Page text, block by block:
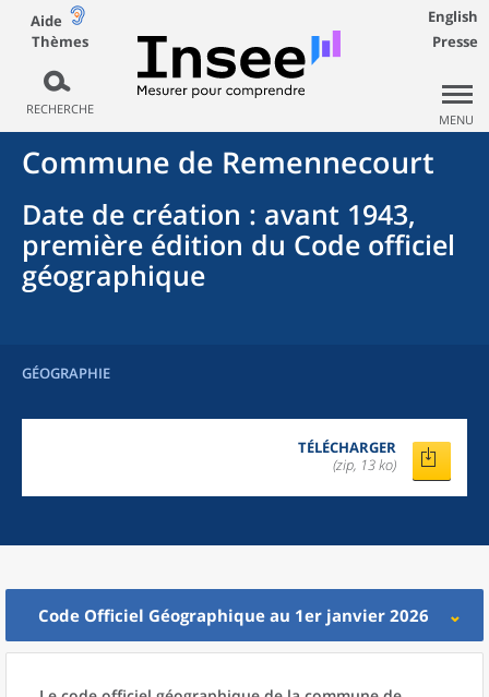
Aide
Thèmes
RECHERCHE
English
Presse
MENU
Commune de Remennecourt
Date de création : avant 1943,
première édition du Code officiel
géographique
GÉOGRAPHIE
TÉLÉCHARGER
(zip, 13 ko)
Code Officiel Géographique au 1er janvier 2026